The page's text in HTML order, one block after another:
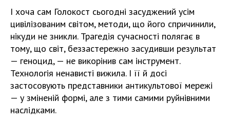
І хоча сам Голокост сьогодні засуджений усім
цивілізованим світом, методи, що його спричинили,
нікуди не зникли. Трагедія сучасності полягає в
тому, що світ, беззастережно засудивши результат
— геноцид, — не викорінив сам інструмент.
Технологія ненависті вижила. І її й досі
застосовують представники антикультової мережі
— у зміненій формі, але з тими самими руйнівними
наслідками.